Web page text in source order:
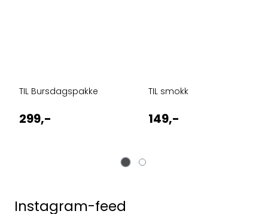
TIL Bursdagspakke
299,-
TIL smokk
149,-
Instagram-feed